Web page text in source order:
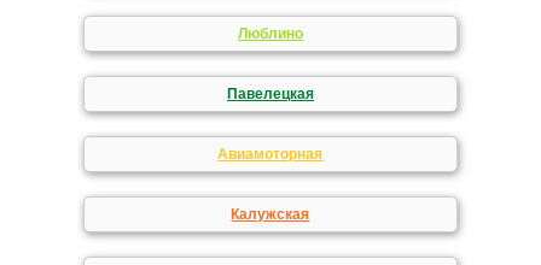
Люблино
Павелецкая
Авиамоторная
Калужская